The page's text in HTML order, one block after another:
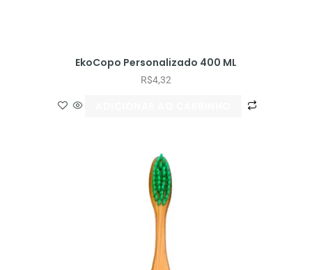
EkoCopo Personalizado 400 ML
R$4,32